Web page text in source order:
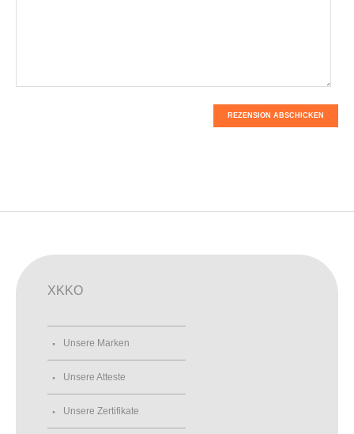
REZENSION ABSCHICKEN
XKKO
Unsere Marken
Unsere Atteste
Unsere Zertifikate